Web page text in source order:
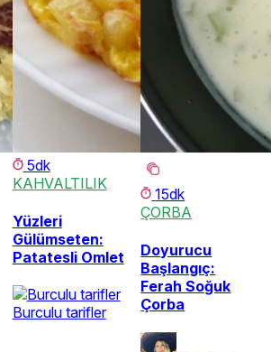
5dk
KAHVALTILIK
Yüzleri
Gülümseten:
Patatesli Omlet
Burculu tarifler
15dk
ÇORBA
Doyurucu
Başlangıç:
Ferah Soğuk
Çorba